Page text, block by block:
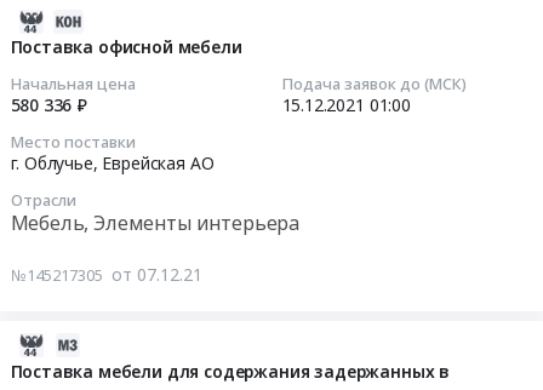
Поставка офисной мебели
Начальная цена
580 336 ₽
Подача заявок до (МСК)
15.12.2021 01:00
Место поставки
г. Облучье, Еврейская АО
Отрасли
Мебель, Элементы интерьера
№145217305 от 07.12.21
Поставка мебели для содержания задержанных в